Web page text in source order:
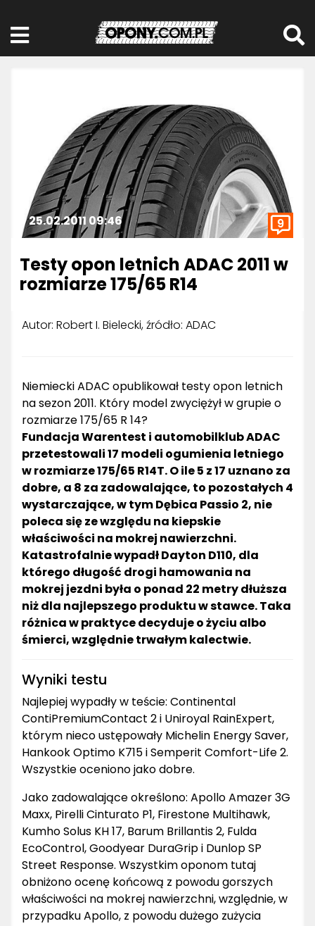
25.02.2011 09:46 9
Testy opon letnich ADAC 2011 w
rozmiarze 175/65 R14
Autor: Robert I. Bielecki, źródło: ADAC
Niemiecki ADAC opublikował testy opon letnich
na sezon 2011. Który model zwyciężył w grupie o
rozmiarze 175/65 R 14?
Fundacja Warentest i automobilklub ADAC
przetestowali 17 modeli ogumienia letniego
w rozmiarze 175/65 R14T. O ile 5 z 17 uznano za
dobre, a 8 za zadowalające, to pozostałych 4
wystarczające, w tym Dębica Passio 2, nie
poleca się ze względu na kiepskie
właściwości na mokrej nawierzchni.
Katastrofalnie wypadł Dayton D110, dla
którego długość drogi hamowania na
mokrej jezdni była o ponad 22 metry dłuższa
niż dla najlepszego produktu w stawce. Taka
różnica w praktyce decyduje o życiu albo
śmierci, względnie trwałym kalectwie.
Wyniki testu
Najlepiej wypadły w teście: Continental
ContiPremiumContact 2 i Uniroyal RainExpert,
którym nieco ustępowały Michelin Energy Saver,
Hankook Optimo K715 i Semperit Comfort-Life 2.
Wszystkie oceniono jako dobre.
Jako zadowalające określono: Apollo Amazer 3G
Maxx, Pirelli Cinturato P1, Firestone Multihawk,
Kumho Solus KH 17, Barum Brillantis 2, Fulda
EcoControl, Goodyear DuraGrip i Dunlop SP
Street Response. Wszystkim oponom tutaj
obniżono ocenę końcową z powodu gorszych
właściwości na mokrej nawierzchni, względnie, w
przypadku Apollo, z powodu dużego zużycia